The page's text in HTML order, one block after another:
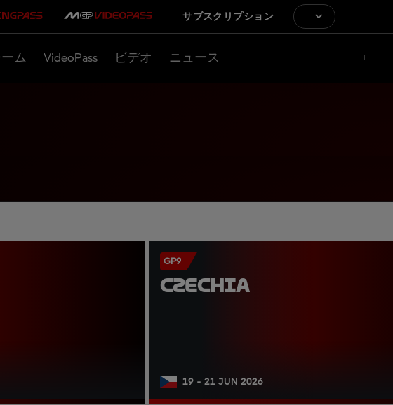
サブスクリプション
ム VideoPass ビデオ ニュース
GP9
CZECHIA
19 - 21 JUN 2026